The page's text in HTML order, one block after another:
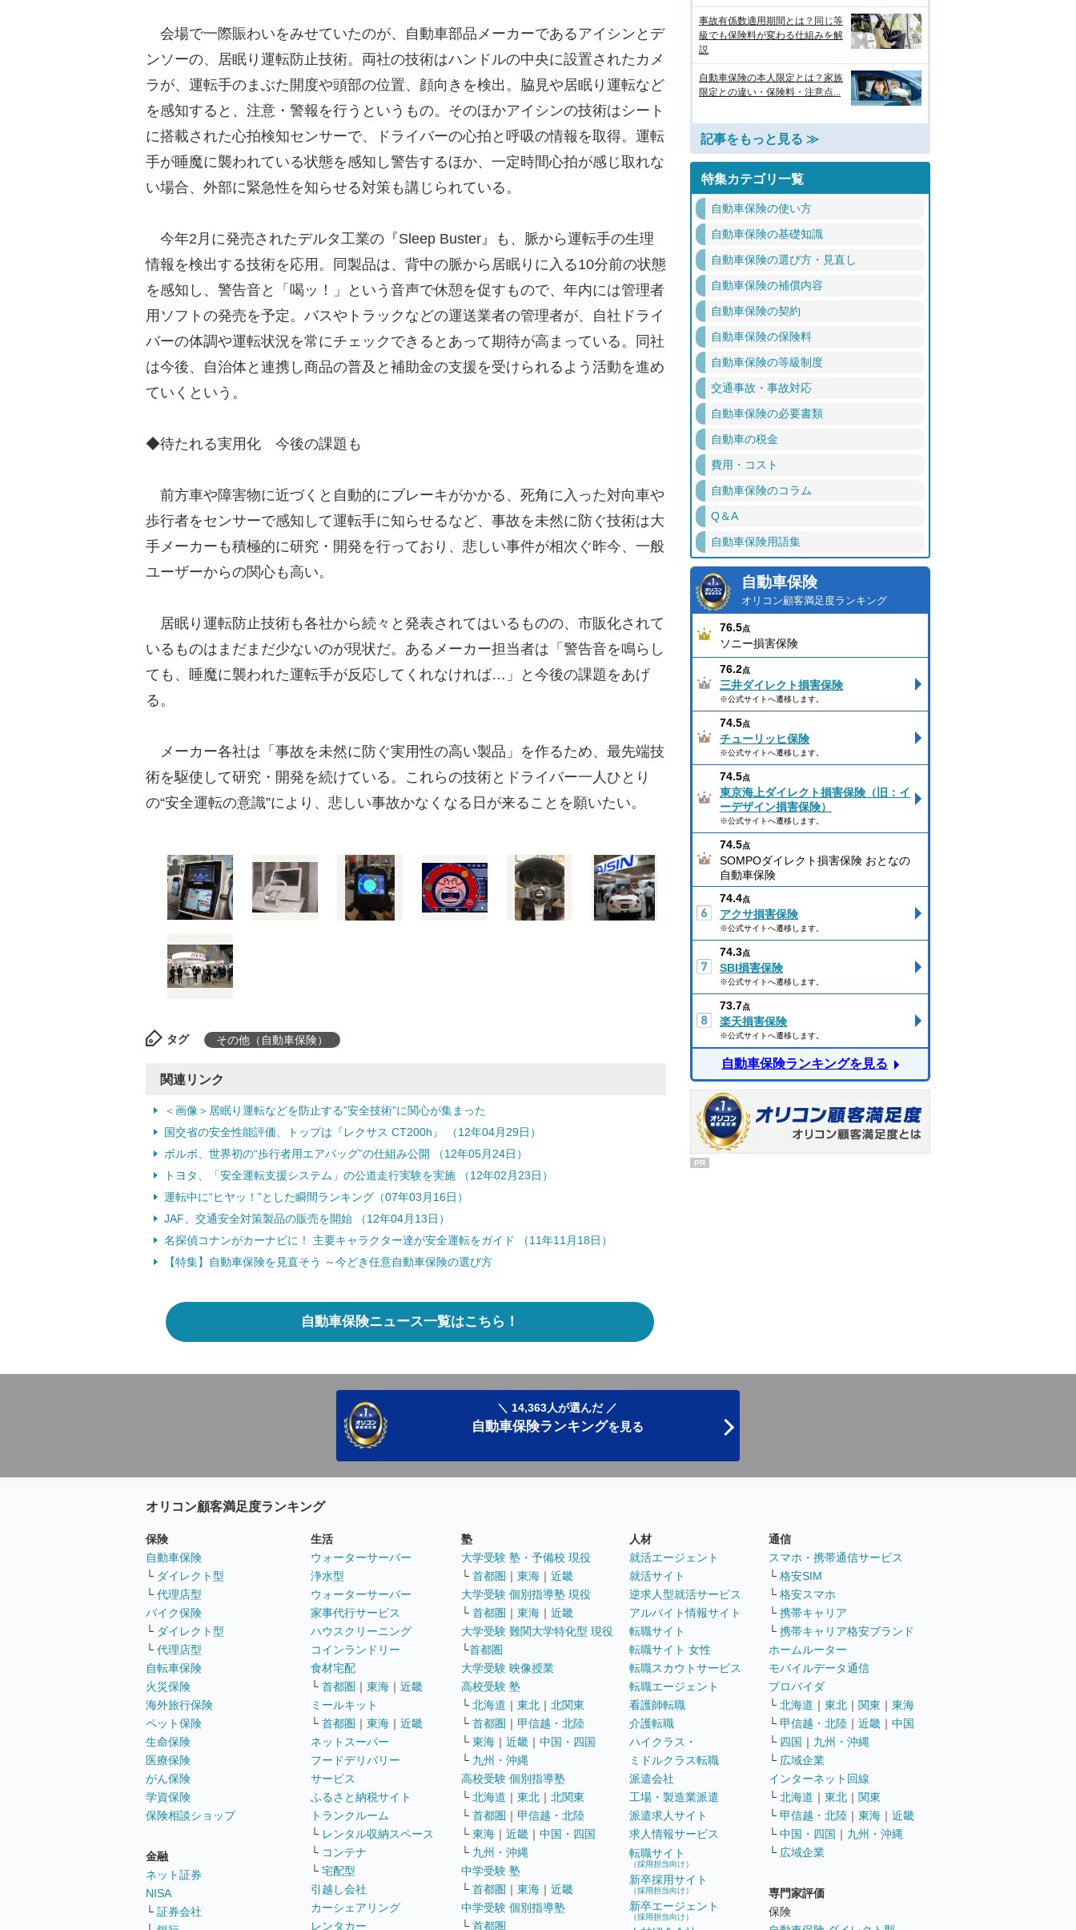
会場で一際賑わいをみせていたのが、自動車部品メーカーであるアイシンとデ
ンソーの、居眠り運転防止技術。両社の技術はハンドルの中央に設置されたカメ
ラが、運転手のまぶた開度や頭部の位置、顔向きを検出。脇見や居眠り運転など
を感知すると、注意・警報を行うというもの。そのほかアイシンの技術はシート
に搭載された心拍検知センサーで、ドライバーの心拍と呼吸の情報を取得。運転
手が睡魔に襲われている状態を感知し警告するほか、一定時間心拍が感じ取れな
い場合、外部に緊急性を知らせる対策も講じられている。
今年2月に発売されたデルタ工業の『Sleep Buster』も、脈から運転手の生理
情報を検出する技術を応用。同製品は、背中の脈から居眠りに入る10分前の状態
を感知し、警告音と「喝ッ！」という音声で休憩を促すもので、年内には管理者
用ソフトの発売を予定。バスやトラックなどの運送業者の管理者が、自社ドライ
バーの体調や運転状況を常にチェックできるとあって期待が高まっている。同社
は今後、自治体と連携し商品の普及と補助金の支援を受けられるよう活動を進め
ていくという。
◆待たれる実用化 今後の課題も
前方車や障害物に近づくと自動的にブレーキがかかる、死角に入った対向車や
歩行者をセンサーで感知して運転手に知らせるなど、事故を未然に防ぐ技術は大
手メーカーも積極的に研究・開発を行っており、悲しい事件が相次ぐ昨今、一般
ユーザーからの関心も高い。
居眠り運転防止技術も各社から続々と発表されてはいるものの、市販化されて
いるものはまだまだ少ないのが現状だ。あるメーカー担当者は「警告音を鳴らし
ても、睡魔に襲われた運転手が反応してくれなければ…」と今後の課題をあげ
る。
メーカー各社は「事故を未然に防ぐ実用性の高い製品」を作るため、最先端技
術を駆使して研究・開発を続けている。これらの技術とドライバー一人ひとり
の“安全運転の意識”により、悲しい事故かなくなる日が来ることを願いたい。
タグ その他（自動車保険）
関連リンク
＜画像＞居眠り運転などを防止する”安全技術”に関心が集まった
国交省の安全性能評価、トップは『レクサス CT200h』 （12年04月29日）
ボルボ、世界初の“歩行者用エアバッグ”の仕組み公開 （12年05月24日）
トヨタ、「安全運転支援システム」の公道走行実験を実施 （12年02月23日）
運転中に“ヒヤッ！”とした瞬間ランキング（07年03月16日）
JAF、交通安全対策製品の販売を開始 （12年04月13日）
名探偵コナンがカーナビに！ 主要キャラクター達が安全運転をガイド （11年11月18日）
【特集】自動車保険を見直そう ～今どき任意自動車保険の選び方
自動車保険ニュース一覧はこちら！
事故有係数適用期間とは？同じ等
級でも保険料が変わる仕組みを解
説
自動車保険の本人限定とは？家族
限定との違い・保険料・注意点...
記事をもっと見る ≫
特集カテゴリ一覧
自動車保険の使い方
自動車保険の基礎知識
自動車保険の選び方・見直し
自動車保険の補償内容
自動車保険の契約
自動車保険の保険料
自動車保険の等級制度
交通事故・事故対応
自動車保険の必要書類
自動車の税金
費用・コスト
自動車保険のコラム
Q＆A
自動車保険用語集
自動車保険
オリコン顧客満足度ランキング
76.5点
ソニー損害保険
76.2点
三井ダイレクト損害保険
※公式サイトへ遷移します。
74.5点
チューリッヒ保険
※公式サイトへ遷移します。
74.5点
東京海上ダイレクト損害保険（旧：イ
ーデザイン損害保険）
※公式サイトへ遷移します。
74.5点
SOMPOダイレクト損害保険 おとなの
自動車保険
74.4点
アクサ損害保険
※公式サイトへ遷移します。
74.3点
SBI損害保険
※公式サイトへ遷移します。
73.7点
楽天損害保険
※公式サイトへ遷移します。
自動車保険ランキングを見る
PR
＼ 14,363人が選んだ ／
自動車保険ランキングを見る
オリコン顧客満足度ランキング
保険
自動車保険
└ ダイレクト型
└ 代理店型
バイク保険
└ ダイレクト型
└ 代理店型
自転車保険
火災保険
海外旅行保険
ペット保険
生命保険
医療保険
がん保険
学資保険
保険相談ショップ
金融
ネット証券
NISA
└ 証券会社
生活
ウォーターサーバー
浄水型
ウォーターサーバー
家事代行サービス
ハウスクリーニング
コインランドリー
食材宅配
└ 首都圏 ｜ 東海 ｜ 近畿
ミールキット
└ 首都圏 ｜ 東海 ｜ 近畿
ネットスーパー
フードデリバリー
サービス
ふるさと納税サイト
トランクルーム
└ レンタル収納スペース
└ コンテナ
└ 宅配型
引越し会社
カーシェアリング
レンタカー
塾
大学受験 塾・予備校 現役
└ 首都圏 ｜ 東海 ｜ 近畿
大学受験 個別指導塾 現役
└ 首都圏 ｜ 東海 ｜ 近畿
大学受験 難関大学特化型 現役
└首都圏
大学受験 映像授業
高校受験 塾
└ 北海道 ｜ 東北 ｜ 北関東
└ 首都圏 ｜ 甲信越・北陸
└ 東海 ｜ 近畿 ｜ 中国・四国
└ 九州・沖縄
高校受験 個別指導塾
└ 北海道 ｜ 東北 ｜ 北関東
└ 首都圏 ｜ 甲信越・北陸
└ 東海 ｜ 近畿 ｜ 中国・四国
└ 九州・沖縄
中学受験 塾
└ 首都圏 ｜ 東海 ｜ 近畿
中学受験 個別指導塾
└ 首都圏
人材
就活エージェント
就活サイト
逆求人型就活サービス
アルバイト情報サイト
転職サイト
転職サイト 女性
転職スカウトサービス
転職エージェント
看護師転職
介護転職
ハイクラス・
ミドルクラス転職
派遣会社
工場・製造業派遣
派遣求人サイト
求人情報サービス
転職サイト
（採用担当向け）
新卒採用サイト
（採用担当向け）
新卒エージェント
（採用担当向け）
通信
スマホ・携帯通信サービス
└ 格安SIM
└ 格安スマホ
└ 携帯キャリア
└ 携帯キャリア格安ブランド
ホームルーター
モバイルデータ通信
プロバイダ
└ 北海道 ｜ 東北 ｜ 関東 ｜ 東海
└ 甲信越・北陸 ｜ 近畿 ｜ 中国
└ 四国 ｜ 九州・沖縄
└ 広域企業
インターネット回線
└ 北海道 ｜ 東北 ｜ 関東
└ 甲信越・北陸 ｜ 東海 ｜ 近畿
└ 中国・四国 ｜ 九州・沖縄
└ 広域企業
専門家評価
保険